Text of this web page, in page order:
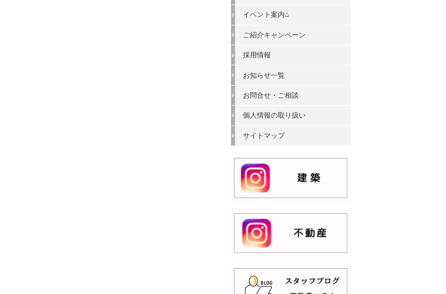
イベント案内⌂
ご紹介キャンペーン
採用情報
お知らせ一覧
お問合せ・ご相談
個人情報の取り扱い
サイトマップ